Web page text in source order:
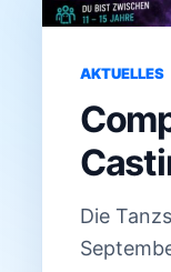
AKTUELLES
Die